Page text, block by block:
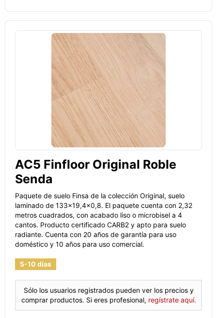
AC5 Finfloor Original Roble
Senda
Paquete de suelo Finsa de la colección Original, suelo
laminado de 133x19,4x0,8. El paquete cuenta con 2,32
metros cuadrados, con acabado liso o microbisel a 4
cantos. Producto certificado CARB2 y apto para suelo
radiante. Cuenta con 20 años de garantía para uso
doméstico y 10 años para uso comercial.
5-10 días
Sólo los usuarios registrados pueden ver los precios y
comprar productos. Si eres profesional, regístrate aquí.